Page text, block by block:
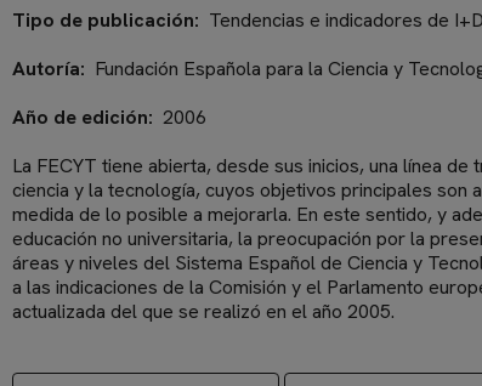
Tipo de publicación
Tendencias e indicadores de
Autoría
Fundación Española para la Ciencia y
Año de edición
2006
La FECYT tiene abierta, desde sus inicios, una línea
ciencia y la tecnología, cuyos objetivos principales son
medida de lo posible a mejorarla. En este sentido, y
educación no universitaria, la preocupación por la
áreas y niveles del Sistema Español de Ciencia y
a las indicaciones de la Comisión y el Parlamento
actualizada del que se realizó en el año 2005.